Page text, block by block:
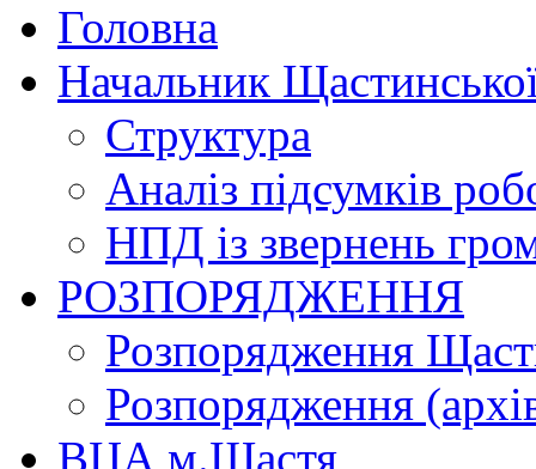
Головна
Начальник
Структура
Аналіз підсумків
НПД із звернень
РОЗПОРЯДЖЕННЯ
Розпорядження
Розпорядження
ВЦА м.Щастя